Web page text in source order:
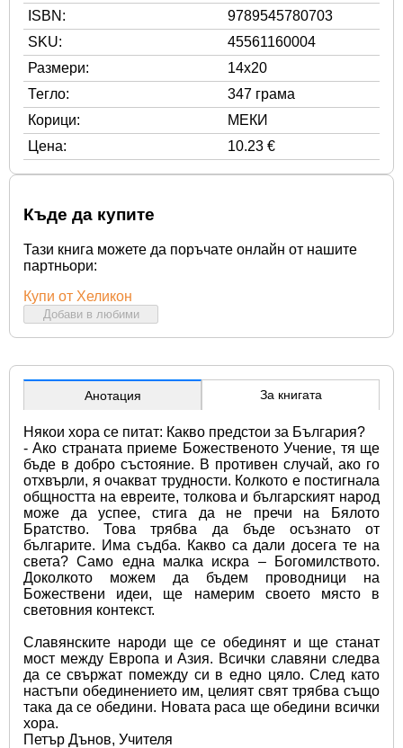
ISBN:
9789545780703
SKU:
45561160004
Размери:
14x20
Тегло:
347 грама
Корици:
МЕКИ
Цена:
10.23 €
Къде да купите
Тази книга можете да поръчате онлайн от нашите
партньори:
Купи от Хеликон
Добави в любими
Анотация За книгата
Някои хора се питат: Какво предстои за България?
- Ако страната приеме Божественото Учение, тя ще
бъде в добро състояние. В противен случай, ако го
отхвърли, я очакват трудности. Колкото е постигнала
общността на евреите, толкова и българският народ
може да успее, стига да не пречи на Бялото
Братство. Това трябва да бъде осъзнато от
българите. Има съдба. Какво са дали досега те на
света? Само една малка искра – Богомилството.
Доколкото можем да бъдем проводници на
Божествени идеи, ще намерим своето място в
световния контекст.
Славянските народи ще се обединят и ще станат
мост между Европа и Азия. Всички славяни следва
да се свържат помежду си в едно цяло. След като
настъпи обединението им, целият свят трябва също
така да се обедини. Новата раса ще обедини всички
хора.
Петър Дънов, Учителя